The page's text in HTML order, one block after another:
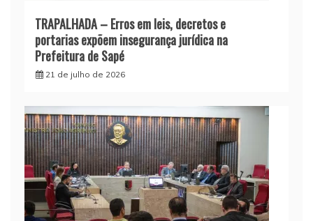
TRAPALHADA – Erros em leis, decretos e
portarias expõem insegurança jurídica na
Prefeitura de Sapé
21 de julho de 2026